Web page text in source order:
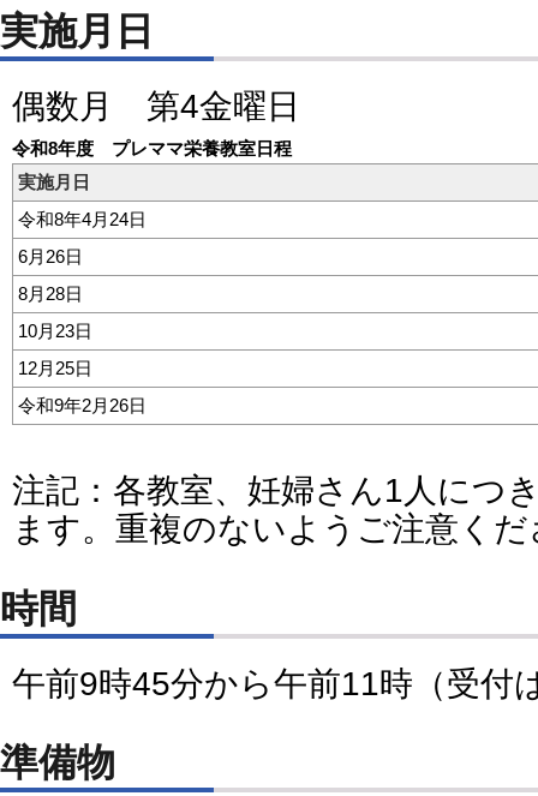
実施月日
偶数月 第4金曜日
令和8年度 プレママ栄養教室日程
実施月日
令和8年4月24日
6月26日
8月28日
10月23日
12月25日
令和9年2月26日
注記：各教室、妊婦さん1人につ
ます。重複のないようご注意く
時間
午前9時45分から午前11時（受付
準備物